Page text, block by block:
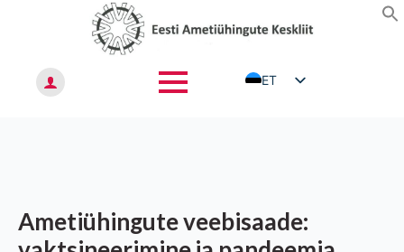
ET
Ametiühingute veebisaade: